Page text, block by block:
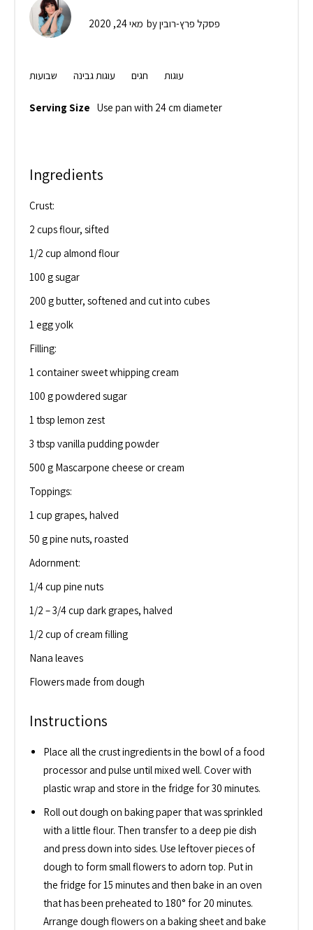
מאי 24, 2020 byפסקל פרץ-רובין
עוגות חגים עוגות גבינה שבועות
Serving Size Use pan with 24 cm diameter
Ingredients
Crust:
2 cups flour, sifted
1/2 cup almond flour
100 g sugar
200 g butter, softened and cut into cubes
1 egg yolk
Filling:
1 container sweet whipping cream
100 g powdered sugar
1 tbsp lemon zest
3 tbsp vanilla pudding powder
500 g Mascarpone cheese or cream
Toppings:
1 cup grapes, halved
50 g pine nuts, roasted
Adornment:
1/4 cup pine nuts
1/2 – 3/4 cup dark grapes, halved
1/2 cup of cream filling
Nana leaves
Flowers made from dough
Instructions
Place all the crust ingredients in the bowl of a food
processor and pulse until mixed well. Cover with
plastic wrap and store in the fridge for 30 minutes.
Roll out dough on baking paper that was sprinkled
with a little flour. Then transfer to a deep pie dish
and press down into sides. Use leftover pieces of
dough to form small flowers to adorn top. Put in
the fridge for 15 minutes and then bake in an oven
that has been preheated to 180° for 20 minutes.
Arrange dough flowers on a baking sheet and bake